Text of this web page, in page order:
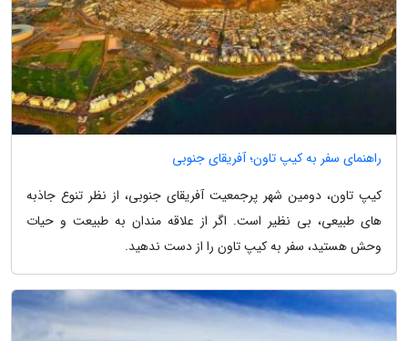
راهنمای سفر به کیپ تاون؛ آفریقای جنوبی
کیپ تاون، دومین شهر پرجمعیت آفریقای جنوبی، از نظر تنوع جاذبه
های طبیعی، بی نظیر است. اگر از علاقه مندان به طبیعت و حیات
وحش هستید، سفر به کیپ تاون را از دست ندهید.